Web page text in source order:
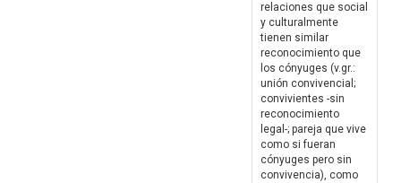
relaciones que social
y culturalmente
tienen similar
reconocimiento que
los cónyuges (v.gr.:
unión convivencial;
convivientes -sin
reconocimiento
legal-; pareja que vive
como si fueran
cónyuges pero sin
convivencia), como